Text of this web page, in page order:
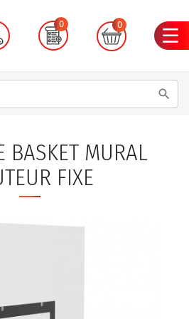
0 0
search
BASKET MURAL
FIXE